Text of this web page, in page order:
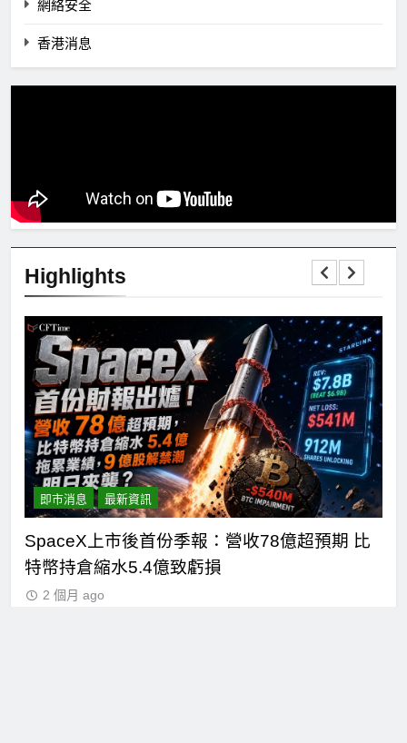
網絡安全
香港消息
Highlights
即市消息 最新資訊
Hut 8淨虧1.77億美元股價急挫！比特幣持倉縮
水成主因 市場聚焦比特幣波動
2 個月 ago